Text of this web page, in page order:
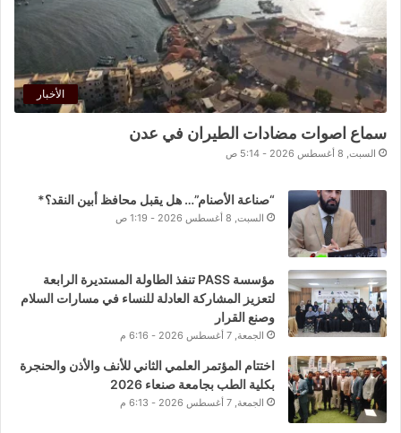
الأخبار
سماع اصوات مضادات الطيران في عدن
السبت, 8 أغسطس 2026 - 5:14 ص
“صناعة الأصنام”… هل يقبل محافظ أبين النقد؟*
السبت, 8 أغسطس 2026 - 1:19 ص
مؤسسة PASS تنفذ الطاولة المستديرة الرابعة
لتعزيز المشاركة العادلة للنساء في مسارات السلام
وصنع القرار
الجمعة, 7 أغسطس 2026 - 6:16 م
اختتام المؤتمر العلمي الثاني للأنف والأذن والحنجرة
بكلية الطب بجامعة صنعاء 2026
الجمعة, 7 أغسطس 2026 - 6:13 م